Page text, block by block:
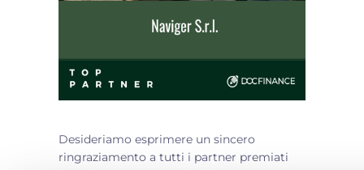
Desideriamo esprimere un sincero
ringraziamento a tutti i partner premiati